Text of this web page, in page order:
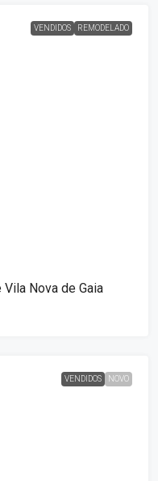
VENDIDOS REMODELADO
Nova de Gaia
VENDIDOS NOVO